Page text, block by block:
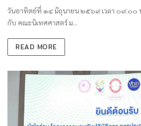
วันอาทิตย์ที่ ๑๔ มิถุนายน ๒๕๖๙ เวลา ๐๙.๐๐
กับ คณะนิเทศศาสตร์ ม...
READ MORE